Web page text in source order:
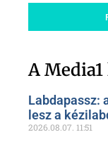
A
Labdapassz:
lesz a
2026.08.07. 11:51